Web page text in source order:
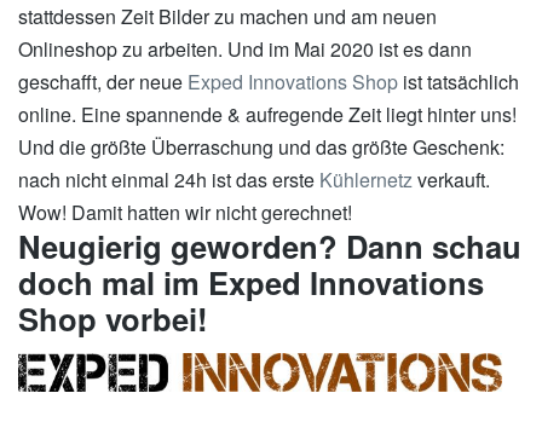
stattdessen Zeit Bilder zu machen und am neuen
Onlineshop zu arbeiten. Und im Mai 2020 ist es dann
geschafft, der neue Exped Innovations Shop ist tatsächlich
online. Eine spannende & aufregende Zeit liegt hinter uns!
Und die größte Überraschung und das größte Geschenk:
nach nicht einmal 24h ist das erste Kühlernetzverkauft.
Wow! Damit hatten wir nicht gerechnet!
Neugierig geworden? Dann schau
doch mal im Exped Innovations
Shop vorbei!